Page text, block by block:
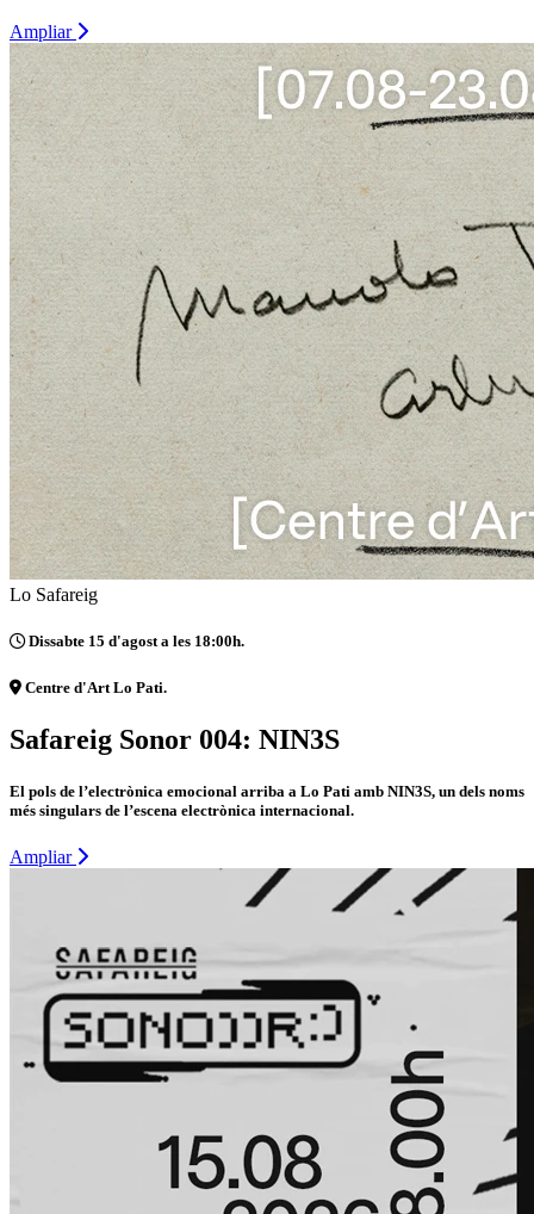
Ampliar
Lo Safareig
Dissabte 15 d'agost a les 18:00h.
Centre d'Art Lo Pati.
Safareig Sonor 004: NIN3S
El pols de l’electrònica emocional arriba a Lo Pati amb NIN3S, un dels noms
més singulars de l’escena electrònica internacional.
Ampliar